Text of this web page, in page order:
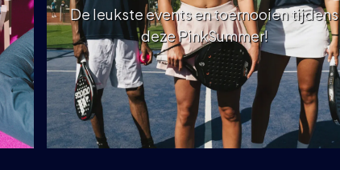
De leukste events en toernooien tijdens
deze PinkSummer!